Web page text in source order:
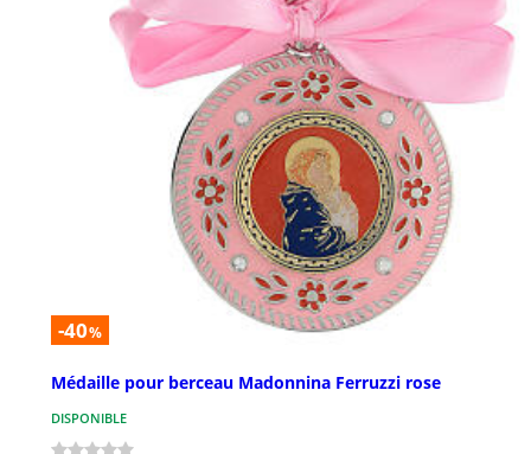
-40%
Médaille pour berceau Madonnina Ferruzzi rose
DISPONIBLE